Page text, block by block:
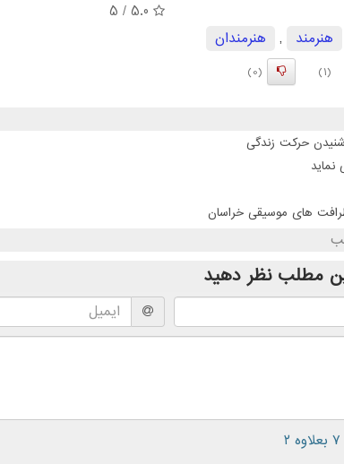
5.0
/ 5
هنرمند ,
هنرمندان
(1)
(0)
حرکت زندگی
نماید
ظرافت های موسیقی خراسان
مطلب نظر دهید